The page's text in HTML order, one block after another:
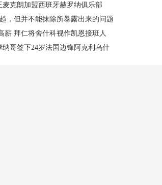
克朗加盟西班牙赫罗纳俱乐部
，但并不能抹除所暴露出来的问题
薪 拜仁将舍什科视作凯恩接班人
哥签下24岁法国边锋阿克利乌什